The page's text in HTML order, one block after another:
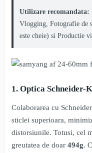
Utilizare recomandata:
Vlogging, Fotografie de
este cheie) si Productie
1. Optica Schneider-
Colaborarea cu
sticlei superioara,
distorsiunile. Totusi, cel
greutatea de doar 494g.